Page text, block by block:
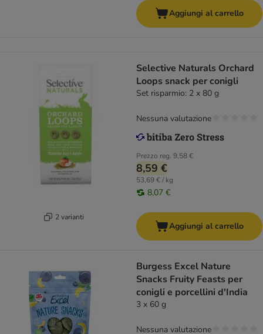
Aggiungi al carrello
2 varianti
Selective Naturals Orchard
Loops snack per conigli
Set risparmio: 2 x 80 g
Prezzo reg. 9,58 €
8,59 €
53,69 € / kg
8,07 €
Nessuna valutazione
Aggiungi al carrello
Burgess Excel Nature
Snacks Fruity Feasts per
conigli e porcellini d'India
3 x 60 g
Nessuna valutazione